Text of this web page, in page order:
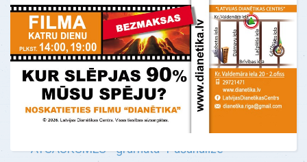
ATSAUKSMES - gramata "Pašanalīze"